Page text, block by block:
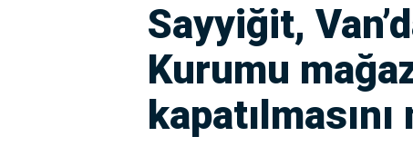
Sayyiğit,
Kurumu